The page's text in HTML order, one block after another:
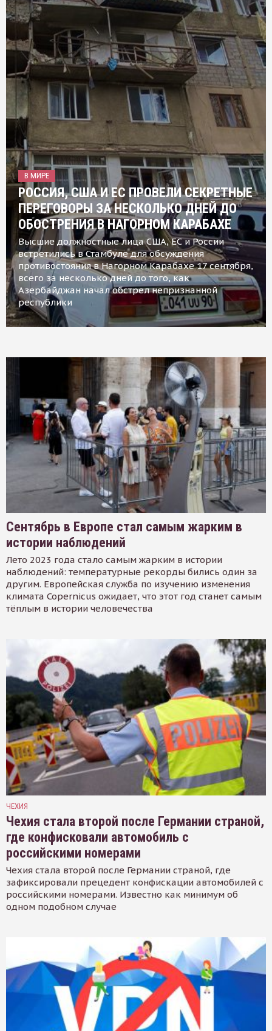
В МИРЕ
РОССИЯ, США И ЕС ПРОВЕЛИ СЕКРЕТНЫЕ
ПЕРЕГОВОРЫ ЗА НЕСКОЛЬКО ДНЕЙ ДО
ОБОСТРЕНИЯ В НАГОРНОМ КАРАБАХЕ
Высшие должностные лица США, ЕС и России
встретились в Стамбуле для обсуждения
противостояния в Нагорном Карабахе 17 сентября,
всего за несколько дней до того, как
Азербайджан начал обстрел непризнанной
республики
Сентябрь в Европе стал самым жарким в
истории наблюдений
Лето 2023 года стало самым жарким в истории
наблюдений: температурные рекорды бились один за
другим. Европейская служба по изучению изменения
климата Copernicus ожидает, что этот год станет самым
тёплым в истории человечества
ЧЕХИЯ
Чехия стала второй после Германии страной,
где конфисковали автомобиль с
российскими номерами
Чехия стала второй после Германии страной, где
зафиксировали прецедент конфискации автомобилей с
российскими номерами. Известно как минимум об
одном подобном случае